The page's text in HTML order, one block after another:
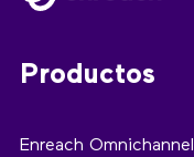
Productos
Enreach Omnichannel